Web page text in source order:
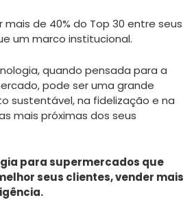
mais de 40% do Top 30 entre seus
um marco institucional.
quando pensada para a
pode ser uma grande
sustentável, na fidelização e na
mais próximas dos seus
para supermercados que
seus clientes, vender mais